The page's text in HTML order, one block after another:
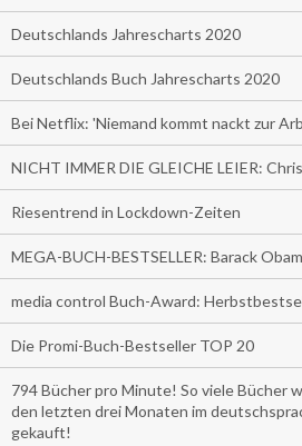
Deutschlands Jahrescharts 2020
Deutschlands Buch Jahrescharts 2020
Bei Netflix: 'Niemand kommt nackt zur
NICHT IMMER DIE GLEICHE LEIER:
Riesentrend in Lockdown-Zeiten
MEGA-BUCH-BESTSELLER: Barack
media control Buch-Award:
Die Promi-Buch-Bestseller TOP 20
794 Bücher pro Minute! So viele Bücher
den letzten drei Monaten im
gekauft!